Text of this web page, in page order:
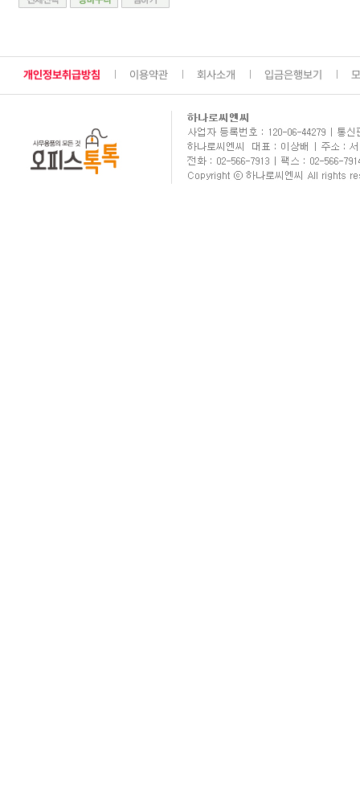
개인정보취급방침 이용약관 회사소개 입금은행보기